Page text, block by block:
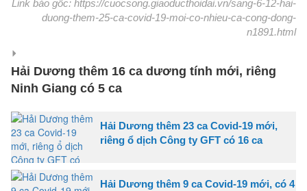
Link báo gốc: https://cuocsong.giaoducthoidai.vn/sang-6-12-hai-
duong-them-25-ca-covid-19-moi-co-nhieu-ca-cong-dong-
n1891.html
Hải Dương thêm 16 ca dương tính mới, riêng
Ninh Giang có 5 ca
Hải Dương thêm 23 ca Covid-19 mới,
riêng ổ dịch Công ty GFT có 16 ca
Hải Dương thêm 9 ca Covid-19 mới, có 4